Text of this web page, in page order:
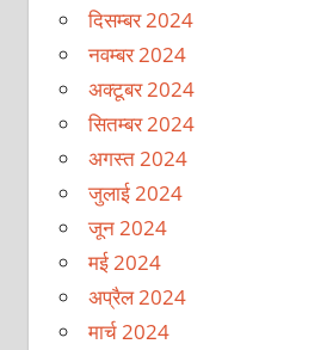
दिसम्बर 2024
नवम्बर 2024
अक्टूबर 2024
सितम्बर 2024
अगस्त 2024
जुलाई 2024
जून 2024
मई 2024
अप्रैल 2024
मार्च 2024